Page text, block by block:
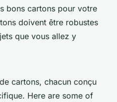
bons cartons pour votre
doivent être robustes
que vous allez y
cartons, chacun conçu
Here are some of